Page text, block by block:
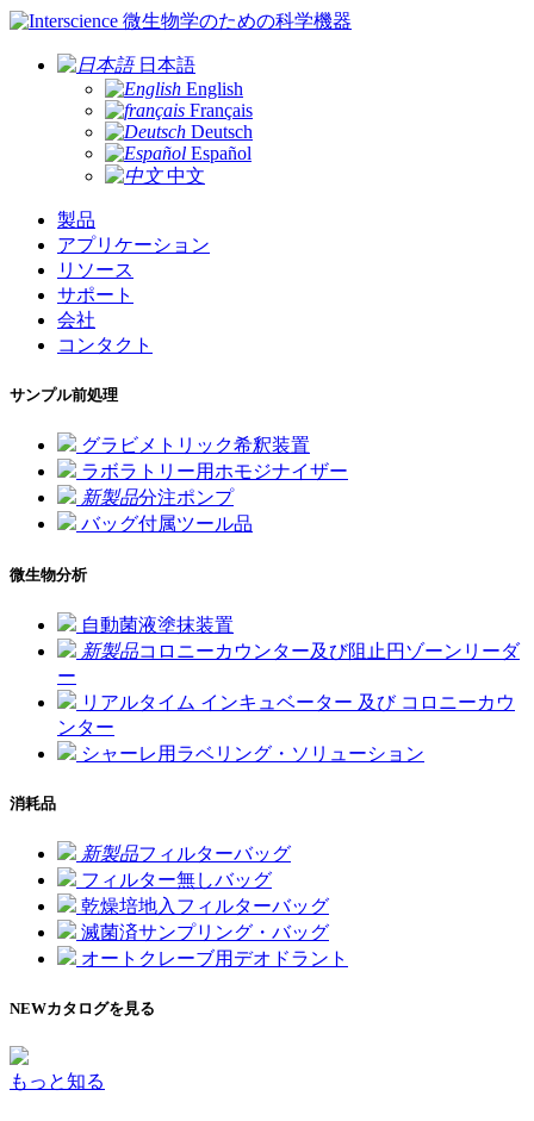
微生物学のための科学機器
日本語
English
Français
Deutsch
Español
中文
製品
アプリケーション
リソース
サポート
会社
コンタクト
サンプル前処理
グラビメトリック希釈装置
ラボラトリー用ホモジナイザー
新製品分注ポンプ
バッグ付属ツール品
微生物分析
自動菌液塗抹装置
新製品コロニーカウンター及び阻止円ゾーンリーダ
ー
リアルタイム インキュベーター 及び コロニーカウ
ンター
シャーレ用ラベリング・ソリューション
消耗品
新製品フィルターバッグ
フィルター無しバッグ
乾燥培地入フィルターバッグ
滅菌済サンプリング・バッグ
オートクレーブ用デオドラント
NEWカタログを見る
もっと知る